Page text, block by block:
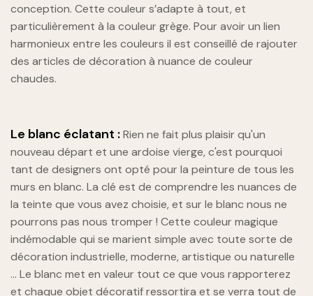
conception. Cette couleur s’adapte à tout, et
particulièrement à la couleur grège. Pour avoir un lien
harmonieux entre les couleurs il est conseillé de rajouter
des articles de décoration à nuance de couleur
chaudes.
Le blanc éclatant :Rien ne fait plus plaisir qu'un
nouveau départ et une ardoise vierge, c'est pourquoi
tant de designers ont opté pour la peinture de tous les
murs en blanc. La clé est de comprendre les nuances de
la teinte que vous avez choisie, et sur le blanc nous ne
pourrons pas nous tromper ! Cette couleur magique
indémodable qui se marient simple avec toute sorte de
décoration industrielle, moderne, artistique ou naturelle
… Le blanc met en valeur tout ce que vous rapporterez
et chaque objet décoratif ressortira et se verra tout de